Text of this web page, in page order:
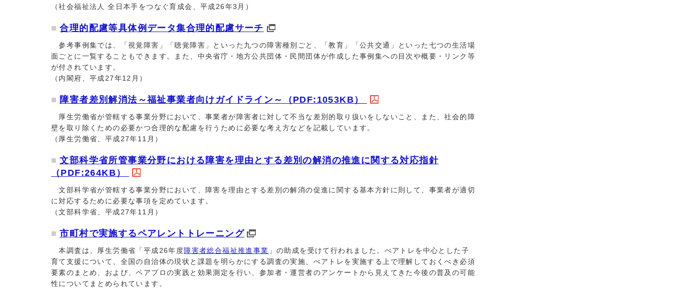
（社会福祉法人 全日本手をつなぐ育成会、平成26年3月）
合理的配慮等具体例データ集合理的配慮サーチ
参考事例集では、「視覚障害」「聴覚障害」といった九つの障害種別ごと、「教育」「公共交通」といった七つの生活場
面ごとに一覧することもできます。また、中央省庁・地方公共団体・民間団体が作成した事例集への目次や概要・リンク等
が付されています。
（内閣府、平成27年12月）
障害者差別解消法～福祉事業者向けガイドライン～（PDF:1053KB）
厚生労働省が管轄する事業分野において、事業者が障害者に対して不当な差別的取り扱いをしないこと、また、社会的障
壁を取り除くための必要かつ合理的な配慮を行うために必要な考え方などを記載しています。
（厚生労働省、平成27年11月）
文部科学省所管事業分野における障害を理由とする差別の解消の推進に関する対応指針
（PDF:264KB）
文部科学省が管轄する事業分野において、障害を理由とする差別の解消の促進に関する基本方針に則して、事業者が適切
に対応するために必要な事項を定めています。
（文部科学省、平成27年11月）
市町村で実施するペアレントトレーニング
本調査は、厚生労働省「平成26年度障害者総合福祉推進事業 」の助成を受けて行われました。ぺアトレを中心とした子
育て支援について、全国の自治体の現状と課題を明らかにする調査の実施、ぺアトレを実施する上で理解しておくべき必須
要素のまとめ、および、ペアプロの実践と効果測定を行い、参加者・運営者のアンケートから見えてきた今後の普及の可能
性についてまとめられています。